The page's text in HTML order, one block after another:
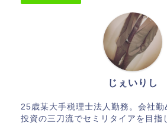
じぇいりし
25歳某大手税理士法人勤務。会社勤
投資の三刀流でセミリタイアを目指